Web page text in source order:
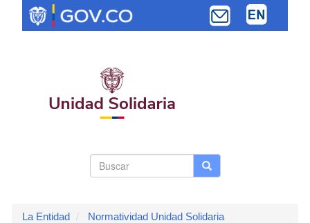
contenido
Buscar Buscar
La Entidad
Normatividad Unidad Solidaria